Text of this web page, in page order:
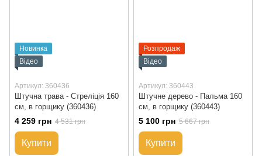
Новинка
Відео
Артикул: 360436
Штучна трава - Стреліція 160
см, в горщику (360436)
4 259 грн 4 531 грн
Купити
Розпродаж
Відео
Артикул: 360443
Штучне дерево - Пальма 160
см, в горщику (360443)
5 100 грн 5 667 грн
Купити